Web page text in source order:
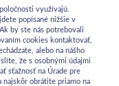
využívajú.
popísané nižšie v
by ste nás potrebovali
cookies kontaktovať,
alebo na nášho
že s osobnými údajmi
sťažnosť na Úrade pre
najskôr obrátite priamo na